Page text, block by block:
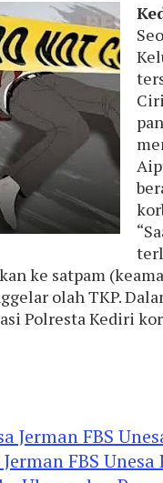
ke satpam
olah TKP.
Polresta Kediri
FBS